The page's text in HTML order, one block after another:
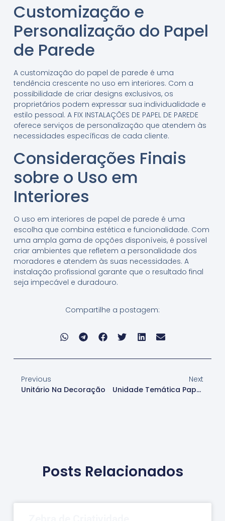
Customização e
Personalização do Papel
de Parede
A customização do papel de parede é uma
tendência crescente no uso em interiores. Com a
possibilidade de criar designs exclusivos, os
proprietários podem expressar sua individualidade e
estilo pessoal. A FIX INSTALAÇÕES DE PAPEL DE PAREDE
oferece serviços de personalização que atendem às
necessidades específicas de cada cliente.
Considerações Finais
sobre o Uso em
Interiores
O uso em interiores de papel de parede é uma
escolha que combina estética e funcionalidade. Com
uma ampla gama de opções disponíveis, é possível
criar ambientes que refletem a personalidade dos
moradores e atendem às suas necessidades. A
instalação profissional garante que o resultado final
seja impecável e duradouro.
Compartilhe a postagem:
Previous
Unitário Na Decoração
Next
Unidade Temática Papel De Parede
Posts Relacionados